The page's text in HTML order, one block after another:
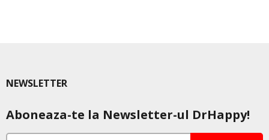
NEWSLETTER
Aboneaza-te la Newsletter-ul DrHappy!